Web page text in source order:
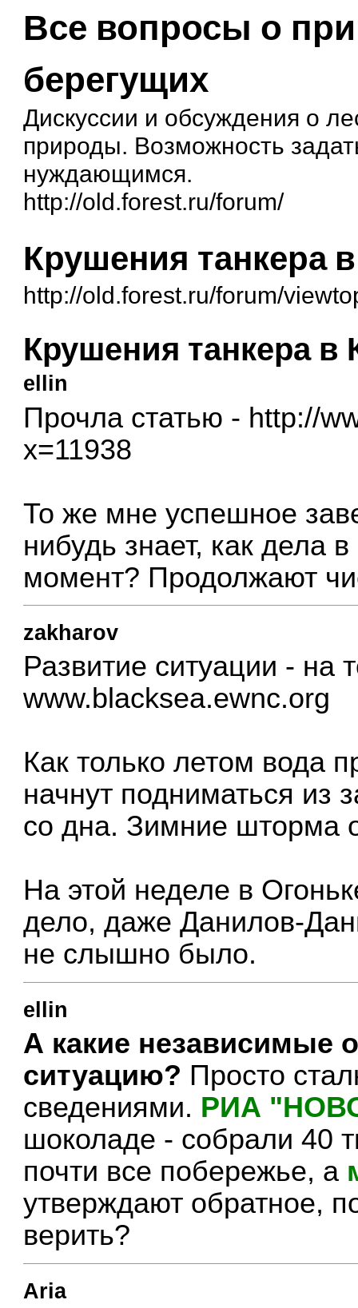
Все вопросы о
берегущих
Дискуссии и обсуждения о
природы. Возможность
нуждающимся.
http://old.forest.ru/forum/
Крушения танкера
http://old.forest.ru/forum/
Крушения танкера в
ellin
Прочла статью - http://
x=11938
То же мне успешное
нибудь знает, как дела
момент? Продолжают
zakharov
Развитие ситуации - на
www.blacksea.ewnc.org
Как только летом вода
начнут подниматься из
со дна. Зимние шторма
На этой неделе в
дело, даже Данилов-
не слышно было.
ellin
А какие независимые
ситуацию? Просто
сведениями. РИА
шоколаде - собрали 40
почти все побережье, а
утверждают обратное,
верить?
Aria